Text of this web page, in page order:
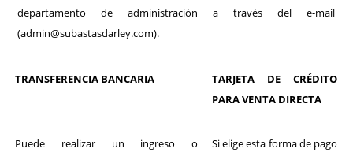
departamento de administración a través del e-mail
(admin@subastasdarley.com).
TRANSFERENCIA BANCARIA
TARJETA DE CRÉDITO
PARA VENTA DIRECTA
Puede realizar un ingreso o
Si elige esta forma de pago